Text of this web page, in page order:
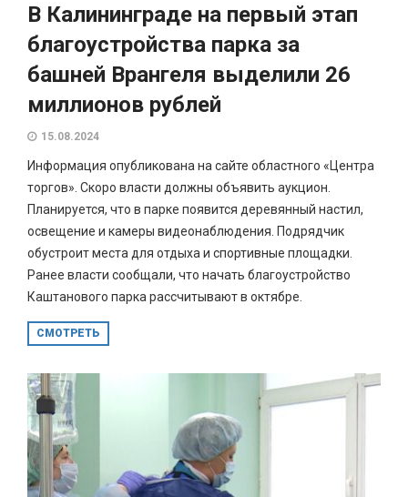
В Калининграде на первый этап
благоустройства парка за
башней Врангеля выделили 26
миллионов рублей
15.08.2024
Информация опубликована на сайте областного «Центра
торгов». Скоро власти должны объявить аукцион.
Планируется, что в парке появится деревянный настил,
освещение и камеры видеонаблюдения. Подрядчик
обустроит места для отдыха и спортивные площадки.
Ранее власти сообщали, что начать благоустройство
Каштанового парка рассчитывают в октябре.
СМОТРЕТЬ